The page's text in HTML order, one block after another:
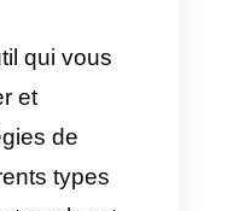
et de recevoir
d’une
et de bureau.